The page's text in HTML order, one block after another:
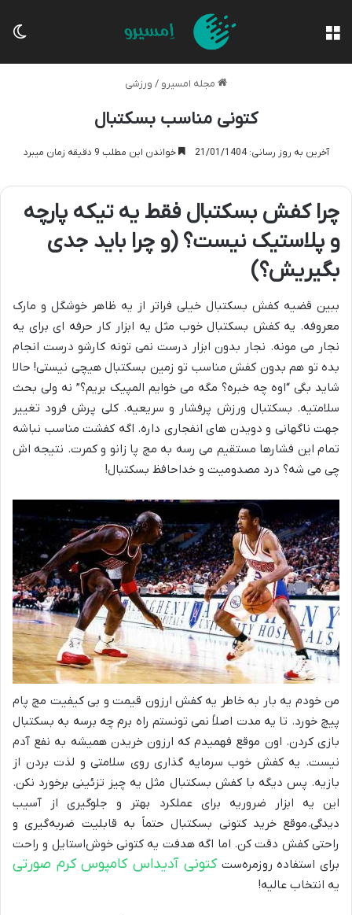
مجله امسیرو / ورزشی
کتونی مناسب بسکتبال
آخرین به روز رسانی: 21/01/1404 خواندن این مطلب 9 دقیقه زمان میبرد
چرا کفش بسکتبال فقط یه تیکه پارچه
و پلاستیک نیست؟ (و چرا باید جدی
بگیریش؟)
ببین قضیه کفش بسکتبال خیلی فراتر از یه ظاهر خوشگل و مارک
معروفه. یه کفش بسکتبال خوب مثل یه ابزار کار حرفه ای برای یه
نجار می مونه. نجار بدون ابزار درست نمی تونه کارشو درست انجام
بده تو هم بدون کفش مناسب تو زمین بسکتبال هیچی نیستی! حالا
شاید بگی “اوه چه خبره؟ مگه می خوایم المپیک بریم؟” نه ولی بحث
سلامتیه. بسکتبال ورزش پرفشار و سریعیه. کلی پرش فرود تغییر
جهت ناگهانی و دویدن های انفجاری داره. اگه کفشت مناسب نباشه
تمام این فشارها مستقیم می رسه به مچ پا زانو و کمرت. نتیجه اش
چی می شه؟ درد مصدومیت و خداحافظ بسکتبال!
من خودم یه بار به خاطر یه کفش ارزون قیمت و بی کیفیت مچ پام
پیچ خورد. تا یه مدت اصلاً نمی تونستم راه برم چه برسه به بسکتبال
بازی کردن. اون موقع فهمیدم که ارزون خریدن همیشه به نفع آدم
نیست. یه کفش خوب سرمایه گذاری روی سلامتی و لذت بردن از
بازیه. پس دیگه با کفش بسکتبال مثل یه چیز تزئینی برخورد نکن.
این یه ابزار ضروریه برای عملکرد بهتر و جلوگیری از آسیب
دیدگی.موقع خرید کتونی بسکتبال حتماً به قابلیت ضربه‌گیری و
راحتی کفش دقت کن. اما اگه هدفت یه کتونی خوش‌استایل و راحت
برای استفاده روزمره‌ستکتونی آدیداس کامپوس کرم صورتی
یه انتخاب عالیه!